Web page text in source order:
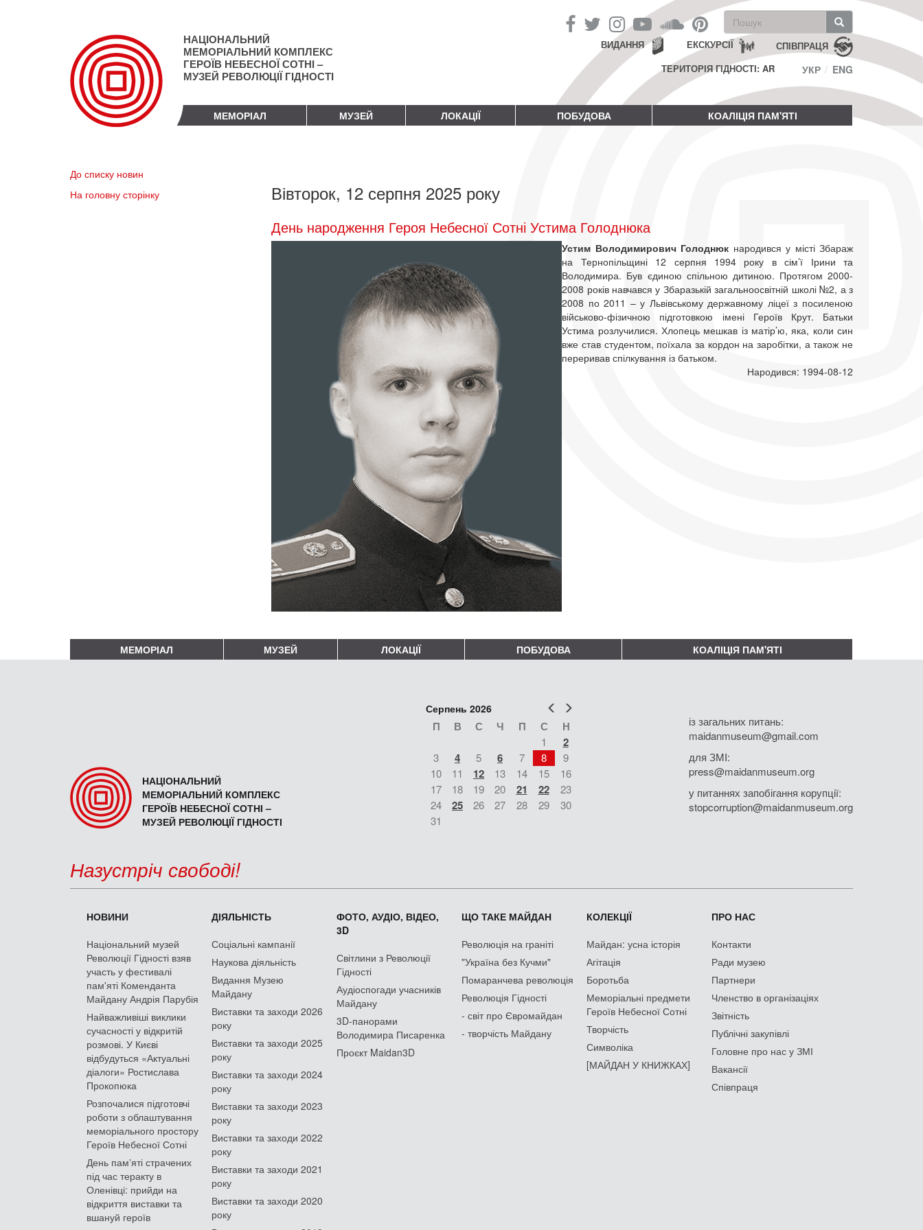
НАЦІОНАЛЬНИЙ
МЕМОРІАЛЬНИЙ КОМПЛЕКС
ГЕРОЇВ НЕБЕСНОЇ СОТНІ –
МУЗЕЙ РЕВОЛЮЦІЇ ГІДНОСТІ
Пошукова
форма
Пошук СПІВПРАЦЯ
ЕКСКУРСІЇ
ВИДАННЯ
ТЕРИТОРІЯ ГІДНОСТІ: AR
УКР ENG
МЕМОРІАЛ МУЗЕЙ ЛОКАЦІЇ ПОБУДОВА КОАЛІЦІЯ ПАМ'ЯТІ
До списку новин
На головну сторінку
Вівторок, 12 серпня 2025 року
День народження Героя Небесної Сотні Устима Голоднюка
Устим Володимирович Голоднюк народився у місті Збараж
на Тернопільщині 12 серпня 1994 року в сім’ї Ірини та
Володимира. Був єдиною спільною дитиною. Протягом 2000-
2008 років навчався у Збаразькій загальноосвітній школі №2, а з
2008 по 2011 – у Львівському державному ліцеї з посиленою
військово-фізичною підготовкою імені Героїв Крут. Батьки
Устима розлучилися. Хлопець мешкав із матір’ю, яка, коли син
вже став студентом, поїхала за кордон на заробітки, а також не
переривав спілкування із батьком.
Народився: 1994-08-12
МЕМОРІАЛ МУЗЕЙ ЛОКАЦІЇ ПОБУДОВА КОАЛІЦІЯ ПАМ'ЯТІ
НАЦІОНАЛЬНИЙ
МЕМОРІАЛЬНИЙ КОМПЛЕКС
ГЕРОЇВ НЕБЕСНОЇ СОТНІ –
МУЗЕЙ РЕВОЛЮЦІЇ ГІДНОСТІ
Попер
Серпень 2026
П В С Ч П С Н
1 2
3 4 5 6 7 8
9
10
11 12 13 14 15
16
17
18 19 20 21 22
23
24
25 26 27 28 29
30
31
із загальних питань:
maidanmuseum@gmail.com
для ЗМІ:
press@maidanmuseum.org
у питаннях запобігання корупції:
stopcorruption@maidanmuseum.org
Назустріч свободі!
НОВИНИ
Національний музей
Революції Гідності взяв
участь у фестивалі
пам'яті Коменданта
Майдану Андрія Парубія
Найважливіші виклики
сучасності у відкритій
розмові. У Києві
відбудуться «Актуальні
діалоги» Ростислава
Прокопюка
Розпочалися підготовчі
роботи з облаштування
меморіального простору
Героїв Небесної Сотні
День памʼяті страчених
під час теракту в
Оленівці: прийди на
відкриття виставки та
вшануй героїв
ДІЯЛЬНІСТЬ
Соціальні кампанії
Наукова діяльність
Видання Музею
Майдану
Виставки та заходи 2026
року
Виставки та заходи 2025
року
Виставки та заходи 2024
року
Виставки та заходи 2023
року
Виставки та заходи 2022
року
Виставки та заходи 2021
року
Виставки та заходи 2020
року
ФОТО, АУДІО, ВІДЕО,
3D
Світлини з Революції
Гідності
Аудіоспогади учасників
Майдану
3D-панорами
Володимира Писаренка
Проєкт Maidan3D
ЩО ТАКЕ МАЙДАН
Революція на граніті
"Україна без Кучми"
Помаранчева революція
Революція Гідності
- світ про Євромайдан
- творчість Майдану
КОЛЕКЦІЇ
Майдан: усна історія
Агітація
Боротьба
Меморіальні предмети
Героїв Небесної Сотні
Творчість
Символіка
[МАЙДАН У КНИЖКАХ]
ПРО НАС
Контакти
Ради музею
Партнери
Членство в організаціях
Звітність
Публічні закупівлі
Головне про нас у ЗМІ
Вакансії
Співпраця